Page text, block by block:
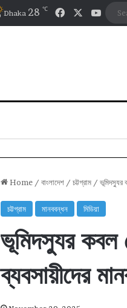
Dhaka 28 ℃ Facebook
Home / বাংলাদেশ / চট্টগ্রাম / ভূমিদস্যুর
চট্টগ্রাম মানববন্ধন মিডিয়া
ভূমিদস্যুর কবল
ব্যবসায়ীদের